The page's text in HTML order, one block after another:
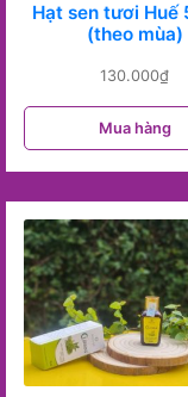
Hạt sen tươi Huế
(theo mùa)
130.000₫
Mua hàng